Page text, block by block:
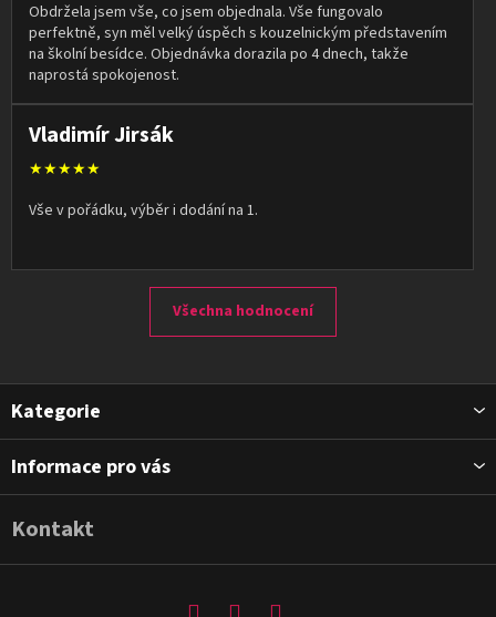
Obdržela jsem vše, co jsem objednala. Vše fungovalo
perfektně, syn měl velký úspěch s kouzelnickým představením
na školní besídce. Objednávka dorazila po 4 dnech, takže
naprostá spokojenost.
Vladimír Jirsák
★★★★★
Vše v pořádku, výběr i dodání na 1.
Všechna hodnocení
Z
p
Kategorie
Informace pro vás
Kontakt